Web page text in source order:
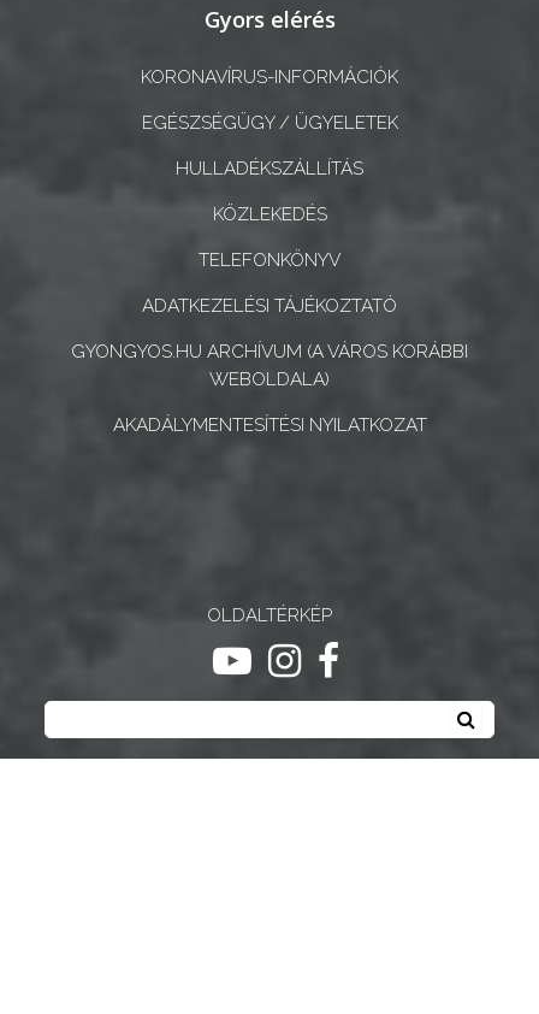
Gyors elérés
KORONAVÍRUS-INFORMÁCIÓK
EGÉSZSÉGÜGY / ÜGYELETEK
HULLADÉKSZÁLLÍTÁS
KÖZLEKEDÉS
TELEFONKÖNYV
ADATKEZELÉSI TÁJÉKOZTATÓ
GYONGYOS.HU ARCHÍVUM (A VÁROS KORÁBBI
WEBOLDALA)
AKADÁLYMENTESÍTÉSI NYILATKOZAT
OLDALTÉRKÉP
ugrás youtube csatornára
ugrás instagram
ugrás facebook-
Keresés